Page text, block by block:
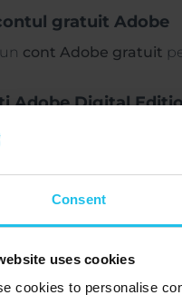
Consent
uses cookies
cookies to personalise
gratuit Adobe
cont Adobe gratuit
Adobe Digital
Windows
Macintosh
de dispozitive, vă
că nu selectați